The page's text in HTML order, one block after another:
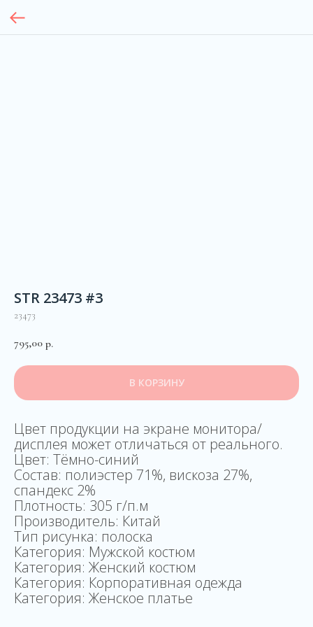
STR 23473 #3
23473
795,00 р.
В КОРЗИНУ
Цвет продукции на экране монитора/
дисплея может отличаться от реального.
Цвет: Тёмно-синий
Состав: полиэстер 71%, вискоза 27%,
спандекс 2%
Плотность: 305 г/п.м
Производитель: Китай
Тип рисунка: полоска
Категория: Мужской костюм
Категория: Женский костюм
Категория: Корпоративная одежда
Категория: Женское платье